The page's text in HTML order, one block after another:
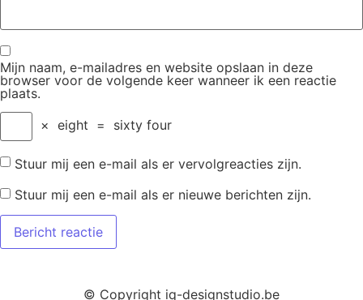
Mijn naam, e-mailadres en website opslaan in deze
browser voor de volgende keer wanneer ik een reactie
plaats.
× eight = sixty four
Stuur mij een e-mail als er vervolgreacties zijn.
Stuur mij een e-mail als er nieuwe berichten zijn.
© Copyright iq-designstudio.be